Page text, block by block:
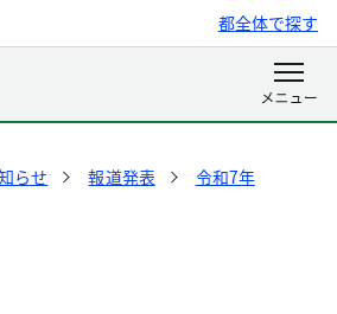
都全体で探す
らせ 報道発表
令和7年